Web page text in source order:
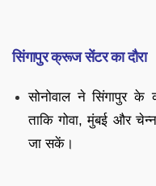
सिंगापुर क्रूज सेंटर का दौरा
सोनोवाल ने सिंगापुर के
ताकि गोवा, मुंबई और
जा सकें।